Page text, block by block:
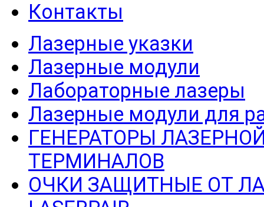
Контакты
Лазерные указки
Лазерные модули
Лабораторные лазеры
Лазерные модули для
ГЕНЕРАТОРЫ
ТЕРМИНАЛОВ
ОЧКИ ЗАЩИТНЫЕ ОТ